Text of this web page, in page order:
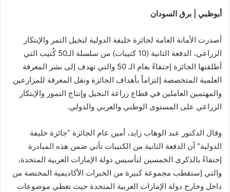
أبوظبي | برق السودان
أصدرت الأمانة العامة لجائزة خليفة الدولية لنخيل التمر والإبتكار
الزراعي، الدفعة الثانية (10 كتيبات) من سلسلة الـ50 كُتيب التي
أطلقتها الجائزة إحتفاءً بعام الـ 50 والتي تهدف إلى نشر المعرفة
العلمية المتخصصة إلتزاماً بأهداف الجائزة ونقل المعرفة للمزارعين
والمهتمين العاملين في قطاع زراعة النخيل وإنتاج التمور والإبتكار
الزراعي على المستوى الوطني والعربي والدولي.
وقال الدكتور عبد الوهاب زايد، أمين عام الجائزة “جائزة خليفة
الدولية” أن الدفعة الثانية من الكتيبات تأتي ضمن هذه المبادرة
إحتفاءً بالذكرى الخمسين لتأسيس دولة الإمارات العربية المتحدة،
والتي إستقطب مجموعة كبيرة من الخبرات الأكاديمية المختصة من
داخل وخارج دولة الإمارات العربية المتحدة حيث تغطي موضوعات